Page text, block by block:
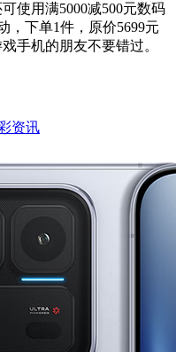
使用满5000减500元数码
，下单1件，原价5699元
手机的朋友不要错过。
资讯